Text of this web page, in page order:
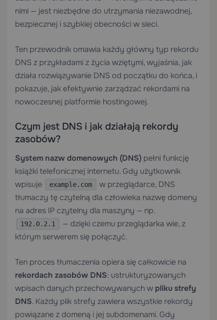
nimi — jest niezbędne do utrzymania niezawodnej,
bezpiecznej i szybkiej obecności w sieci.
Ten przewodnik omawia każdy główny typ rekordu
DNS z przykładami z życia wziętymi, wyjaśnia, jak
działa rozwiązywanie DNS od początku do końca, i
pokazuje, jak efektywnie zarządzać rekordami na
nowoczesnej platformie hostingowej.
Czym jest DNS i jak działają rekordy
zasobów?
System nazw domenowych (DNS) pełni funkcję
książki telefonicznej internetu. Gdy użytkownik
wpisuje
example.com
w przeglądarce, DNS
tłumaczy tę czytelną dla człowieka nazwę domeny
na adres IP czytelny dla maszyny — np.
192.0.2.1
— dzięki czemu przeglądarka wie, z
którym serwerem się połączyć.
Ten proces tłumaczenia opiera się całkowicie na
rekordach zasobów DNS: ustrukturyzowanych
wpisach danych przechowywanych w pliku strefy
DNS. Każdy plik strefy zawiera wszystkie rekordy
powiązane z domeną i jej subdomenami. Gdy